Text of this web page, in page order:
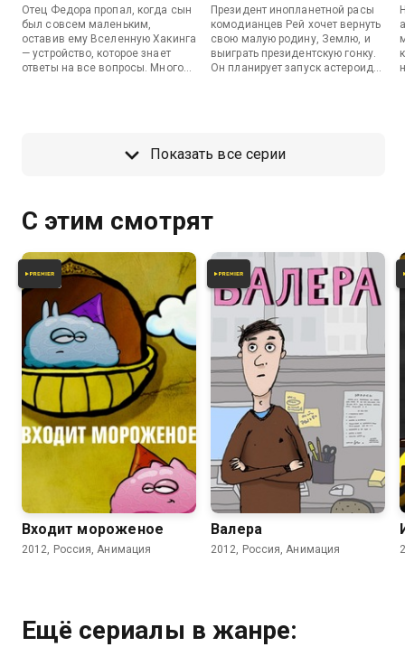
Отец Федора пропал, когда сын
был совсем маленьким,
оставив ему Вселенную Хакинга
— устройство, которое знает
ответы на все вопросы. Много
загадочной организации WG.
Президент инопланетной расы
комодианцев Рей хочет вернуть
свою малую родину, Землю, и
выиграть президентскую гонку.
Он планирует запуск астероида,
этого им придется сыграть в
Показать все серии
С этим смотрят
7.2
Входит мороженое
2012, Россия, Анимация
5.8
Валера
2012, Россия, Анимация
Ещё сериалы в жанре: